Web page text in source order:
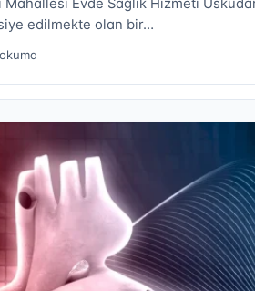
Evde Sağlık Hizmeti
edilmekte olan bir…